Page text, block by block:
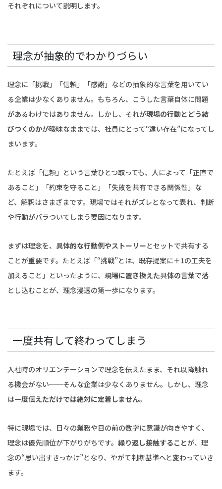
それぞれについて説明します。
理念が抽象的でわかりづらい
理念に「挑戦」「信頼」「感謝」などの抽象的な言葉を用いてい
る企業は少なくありません。もちろん、こうした言葉自体に問題
があるわけではありません。しかし、それが現場の行動とどう結
びつくのかが曖昧なままでは、社員にとって“遠い存在”になってし
まいます。
たとえば「信頼」という言葉ひとつ取っても、人によって「正直で
あること」「約束を守ること」「失敗を共有できる関係性」な
ど、解釈はさまざまです。現場ではそれがズレとなって表れ、判断
や行動がバラついてしまう要因になります。
まずは理念を、 具体的な行動例やストーリーとセットで共有する
ことが重要です。たとえば「“挑戦”とは、既存提案に＋1の工夫を
加えること」といったように、 現場に置き換えた具体の言葉で落
とし込むことが、理念浸透の第一歩になります。
一度共有して終わってしまう
入社時のオリエンテーションで理念を伝えたまま、それ以降触れ
る機会がない──そんな企業は少なくありません。しかし、理念
は一度伝えただけでは絶対に定着しません。
特に現場では、日々の業務や目の前の数字に意識が向きやすく、
理念は優先順位が下がりがちです。 繰り返し接触することが、理
念の“思い出すきっかけ”となり、やがて判断基準へと変わっていき
ます。